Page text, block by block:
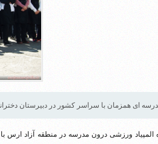
ای همزمان با سراسر کشور در دبیرستان